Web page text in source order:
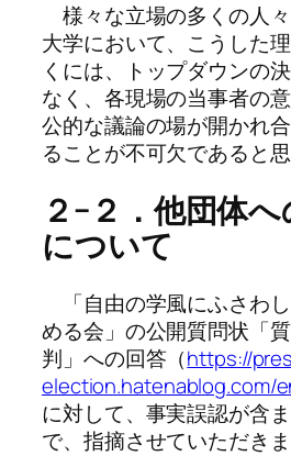
様々な立場の多くの人
大学において、こうした
くには、トップダウンの
なく、各現場の当事者の意
公的な議論の場が開かれ
ることが不可欠であると思
２−２．他団体
について
「自由の学風にふさわ
める会」の公開質問状「
判」への回答（https://
election.hatenablog.com/
に対して、事実誤認が含
で、指摘させていただきま